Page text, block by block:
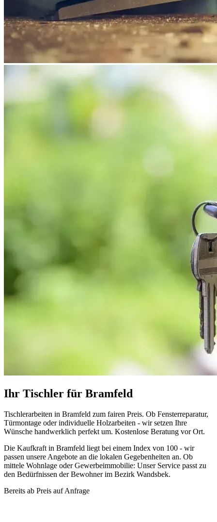
Ihr Tischler für Bramfeld
Tischlerarbeiten in Bramfeld zum fairen Preis. Ob Fensterreparatur,
Türmontage oder individuelle Holzarbeiten - wir setzen Ihre
Wünsche handwerklich perfekt um. Kostenlose Beratung vor Ort.
Die Kaufkraft in Bramfeld liegt bei einem Index von 100 - wir
passen unsere Angebote an die lokalen Gegebenheiten an. Ob
mittele Wohnlage oder Gewerbeimmobilie: Unser Service passt zu
den Bedürfnissen der Bewohner im Bezirk Wandsbek.
Bereits ab Preis auf Anfrage